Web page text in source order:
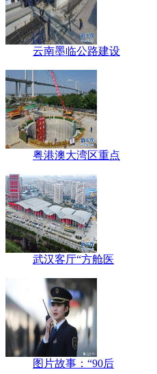
云南墨临公路建设
粤港澳大湾区重点
武汉客厅“方舱医
图片故事：“90后